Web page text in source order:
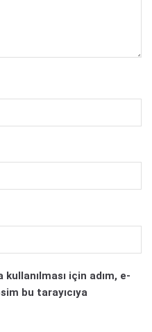
için adım, e-
bu tarayıcıya